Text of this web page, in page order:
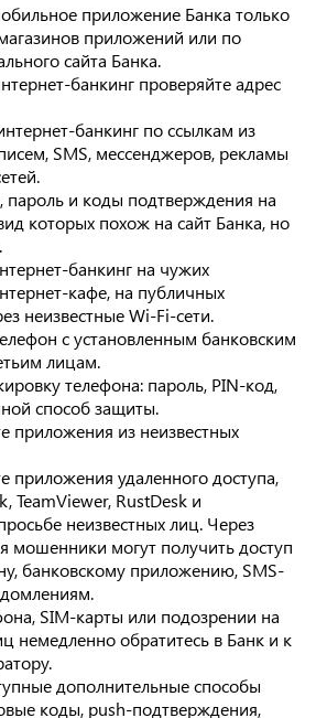
приложение Банка только
приложений или по
сайта Банка.
банкинг проверяйте адрес
банкинг по ссылкам из
SMS, мессенджеров, рекламы
пароль и коды подтверждения на
которых похож на сайт Банка, но
банкинг на чужих
кафе, на публичных
неизвестные Wi-Fi-сети.
с установленным банковским
лицам.
телефона: пароль, PIN-код,
способ защиты.
приложения из неизвестных
приложения удаленного доступа,
TeamViewer, RustDesk и
неизвестных лиц. Через
мошенники могут получить доступ
банковскому приложению, SMS-
SIM-карты или подозрении на
немедленно обратитесь в Банк и к
дополнительные способы
коды, push-подтверждения,